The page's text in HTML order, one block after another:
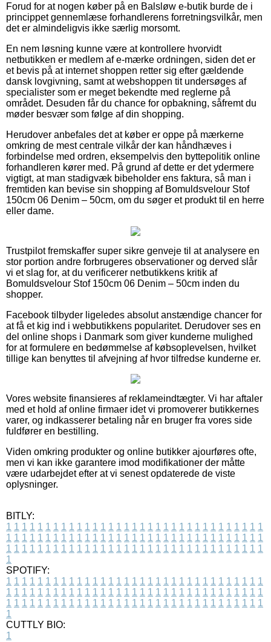
Forud for at nogen køber på en Balsløw e-butik burde de i
princippet gennemlæse forhandlerens forretningsvilkår, men
det er almindeligvis ikke særlig morsomt.
En nem løsning kunne være at kontrollere hvorvidt
netbutikken er medlem af e-mærke ordningen, siden det er
et bevis på at internet shoppen retter sig efter gældende
dansk lovgivning, samt at webshoppen tit undersøges af
specialister som er meget bekendte med reglerne på
området. Desuden får du chance for opbakning, såfremt du
møder besvær som følge af din shopping.
Herudover anbefales det at køber er oppe på mærkerne
omkring de mest centrale vilkår der kan håndhæves i
forbindelse med ordren, eksempelvis den byttepolitik online
forhandleren kører med. På grund af dette er det ydermere
vigtigt, at man stadigvæk bibeholder ens faktura, så man i
fremtiden kan bevise sin shopping af Bomuldsvelour Stof
150cm 06 Denim – 50cm, om du søger et produkt til en herre
eller dame.
Trustpilot fremskaffer super sikre genveje til at analysere en
stor portion andre forbrugeres observationer og derved slår
vi et slag for, at du verificerer netbutikkens kritik af
Bomuldsvelour Stof 150cm 06 Denim – 50cm inden du
shopper.
Facebook tilbyder ligeledes absolut anstændige chancer for
at få et kig ind i webbutikkens popularitet. Derudover ses en
del online shops i Danmark som giver kunderne mulighed
for at formulere en bedømmelse af købsoplevelsen, hvilket
tillige kan benyttes til afvejning af hvor tilfredse kunderne er.
Vores website finansieres af reklameindtægter. Vi har aftaler
med et hold af online firmaer idet vi promoverer butikkernes
varer, og indkasserer betaling når en bruger fra vores side
fuldfører en bestilling.
Viden omkring produkter og online butikker ajourføres ofte,
men vi kan ikke garantere imod modifikationer der måtte
være udarbejdet efter at vi senest opdaterede de viste
oplysninger.
BITLY:
1 1 1 1 1 1 1 1 1 1 1 1 1 1 1 1 1 1 1 1 1 1 1 1 1 1 1 1 1 1 1 1 1
1 1 1 1 1 1 1 1 1 1 1 1 1 1 1 1 1 1 1 1 1 1 1 1 1 1 1 1 1 1 1 1 1
1 1 1 1 1 1 1 1 1 1 1 1 1 1 1 1 1 1 1 1 1 1 1 1 1 1 1 1 1 1 1 1 1
1
SPOTIFY:
1 1 1 1 1 1 1 1 1 1 1 1 1 1 1 1 1 1 1 1 1 1 1 1 1 1 1 1 1 1 1 1 1
1 1 1 1 1 1 1 1 1 1 1 1 1 1 1 1 1 1 1 1 1 1 1 1 1 1 1 1 1 1 1 1 1
1 1 1 1 1 1 1 1 1 1 1 1 1 1 1 1 1 1 1 1 1 1 1 1 1 1 1 1 1 1 1 1 1
1
CUTTLY BIO:
1